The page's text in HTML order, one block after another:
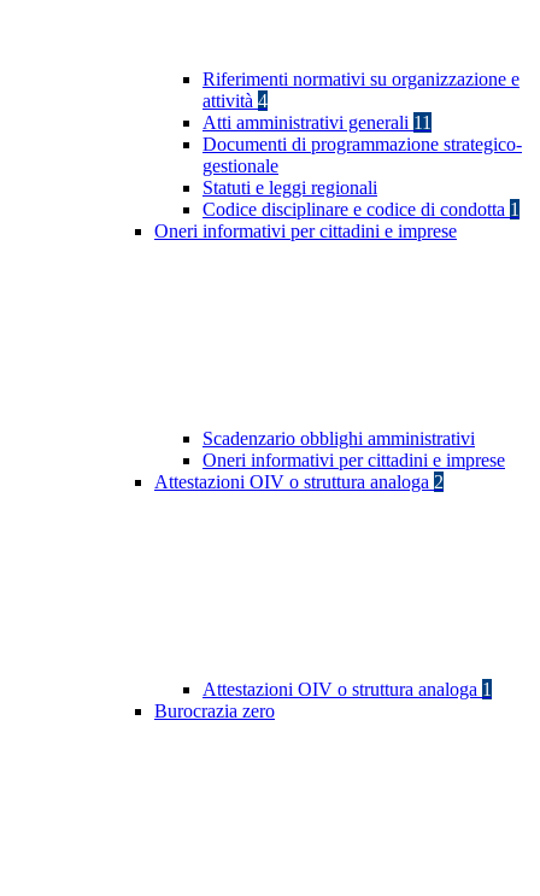
Riferimenti normativi su organizzazione e
attività 4
Atti amministrativi generali 11
Documenti di programmazione strategico-
gestionale
Statuti e leggi regionali
Codice disciplinare e codice di condotta 1
Oneri informativi per cittadini e imprese
Scadenzario obblighi amministrativi
Oneri informativi per cittadini e imprese
Attestazioni OIV o struttura analoga 2
Attestazioni OIV o struttura analoga 1
Burocrazia zero